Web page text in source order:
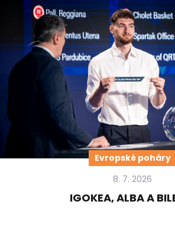
Evropské poháry
8. 7. 2026
IGOKEA, ALBA A